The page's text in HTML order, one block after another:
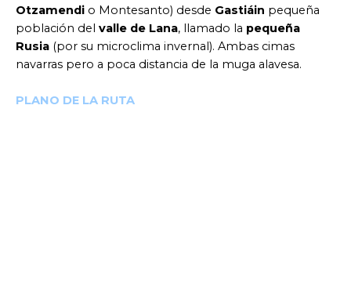
Otzamendi o Montesanto) desde Gastiáin pequeña
población del valle de Lana, llamado la pequeña
Rusia (por su microclima invernal). Ambas cimas
navarras pero a poca distancia de la muga alavesa.
PLANO DE LA RUTA